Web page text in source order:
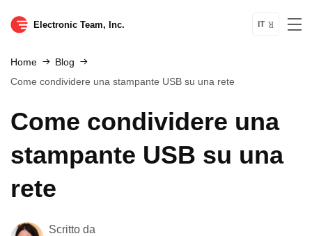
Electronic Team, Inc. IT
Home
Blog
Come condividere una stampante USB su una rete
Come condividere una
stampante USB su una
rete
Scritto da